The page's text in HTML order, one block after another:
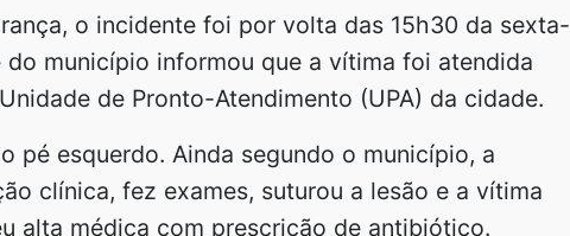
o incidente foi por volta das 15h30 da sexta-
do município informou que a vítima foi atendida
de Pronto-Atendimento (UPA) da cidade.
pé esquerdo. Ainda segundo o município, a
clínica, fez exames, suturou a lesão e a vítima
alta médica com prescrição de antibiótico.